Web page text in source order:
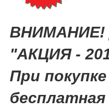
ВНИМАНИЕ!
"АКЦИЯ -
При